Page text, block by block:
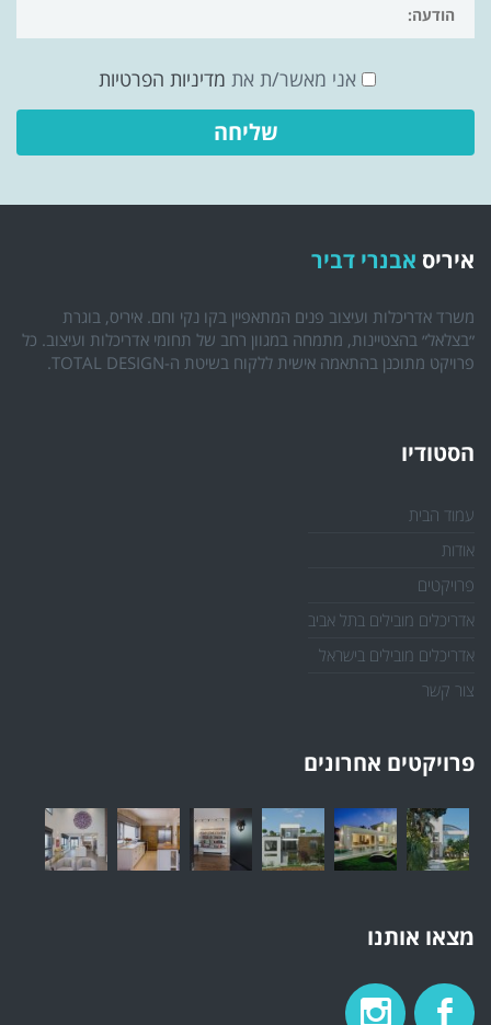
אני מאשר/ת את מדיניות הפרטיות
איריס אבנרי דביר
משרד אדריכלות ועיצוב פנים המתאפיין בקו נקי וחם. איריס, בוגרת
״בצלאל״ בהצטיינות, מתמחה במגוון רחב של תחומי אדריכלות ועיצוב. כל
פרויקט מתוכנן בהתאמה אישית ללקוח בשיטת ה-TOTAL DESIGN.
הסטודיו
עמוד הבית
אודות
פרויקטים
אדריכלים מובילים בתל אביב
אדריכלים מובילים בישראל
צור קשר
פרויקטים אחרונים
מצאו אותנו